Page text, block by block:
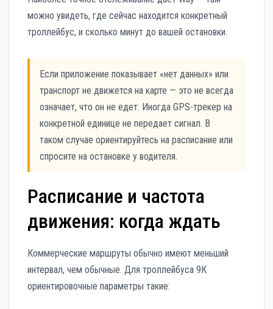
можно увидеть, где сейчас находится конкретный
троллейбус, и сколько минут до вашей остановки.
Если приложение показывает «нет данных» или
транспорт не движется на карте — это не всегда
означает, что он не едет. Иногда GPS-трекер на
конкретной единице не передает сигнал. В
таком случае ориентируйтесь на расписание или
спросите на остановке у водителя.
Расписание и частота
движения: когда ждать
Коммерческие маршруты обычно имеют меньший
интервал, чем обычные. Для троллейбуса 9К
ориентировочные параметры такие: